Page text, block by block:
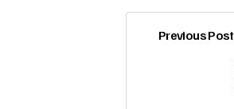
Previous Post